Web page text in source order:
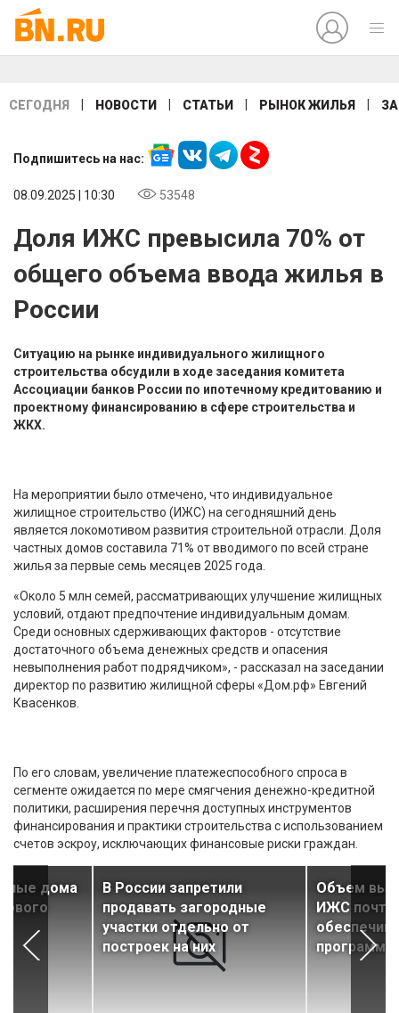
СЕГОДНЯ НОВОСТИ СТАТЬИ РЫНОК ЖИЛЬЯ
Подпишитесь на нас:
08.09.2025 | 10:30 53548
Доля ИЖС превысила 70% от
общего объема ввода жилья в
России
Ситуацию на рынке индивидуального жилищного
строительства обсудили в ходе заседания комитета
Ассоциации банков России по ипотечному кредитованию и
проектному финансированию в сфере строительства и
ЖКХ.
На мероприятии было отмечено, что индивидуальное
жилищное строительство (ИЖС) на сегодняшний день
является локомотивом развития строительной отрасли. Доля
частных домов составила 71% от вводимого по всей стране
жилья за первые семь месяцев 2025 года.
«Около 5 млн семей, рассматривающих улучшение жилищных
условий, отдают предпочтение индивидуальным домам.
Среди основных сдерживающих факторов - отсутствие
достаточного объема денежных средств и опасения
невыполнения работ подрядчиком», - рассказал на заседании
директор по развитию жилищной сферы «Дом.рф» Евгений
Квасенков.
По его словам, увеличение платежеспособного спроса в
сегменте ожидается по мере смягчения денежно-кредитной
политики, расширения перечня доступных инструментов
финансирования и практики строительства с использованием
счетов эскроу, исключающих финансовые риски граждан.
дома
В России запретили
продавать загородные
участки отдельно от
построек на них
Объем
ИЖС почти
программы